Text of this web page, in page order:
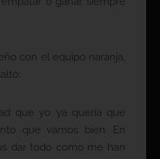
con el equipo naranja,
que yo ya quería que
que vamos bien. En
dar todo como me han